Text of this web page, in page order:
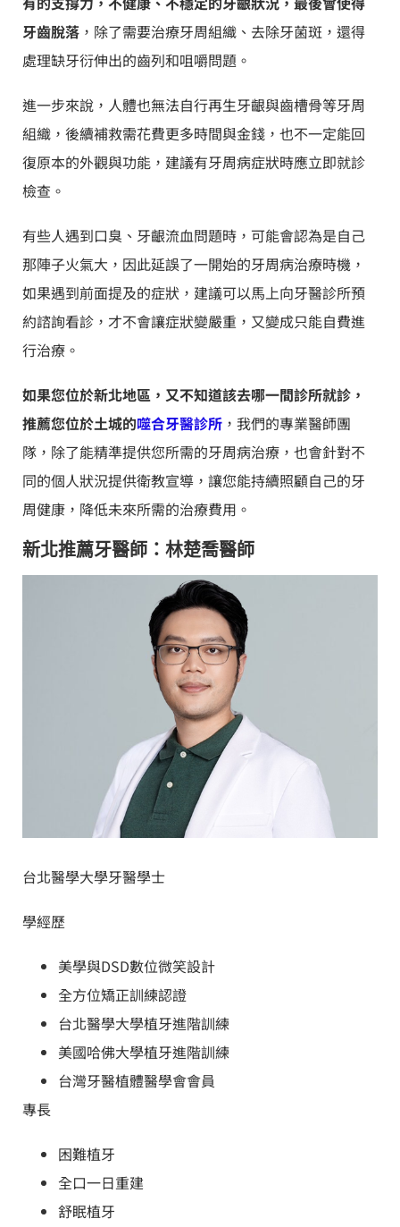
牙齒脫落 ，除了需要治療牙周組織、去除牙菌斑，還得
處理缺牙衍伸出的齒列和咀嚼問題。
進一步來說，人體也無法自行再生牙齦與齒槽骨等牙周
組織，後續補救需花費更多時間與金錢，也不一定能回
復原本的外觀與功能，建議有牙周病症狀時應立即就診
檢查。
有些人遇到口臭、牙齦流血問題時，可能會認為是自己
那陣子火氣大，因此延誤了一開始的牙周病治療時機，
如果遇到前面提及的症狀，建議可以馬上向牙醫診所預
約諮詢看診，才不會讓症狀變嚴重，又變成只能自費進
行治療。
如果您位於新北地區，又不知道該去哪一間診所就診，
推薦您位於土城的噬合牙醫診所 ，我們的專業醫師團
隊，除了能精準提供您所需的牙周病治療，也會針對不
同的個人狀況提供衛教宣導，讓您能持續照顧自己的牙
周健康，降低未來所需的治療費用。
新北推薦牙醫師：林楚喬醫師
台北醫學大學牙醫學士
學經歷
美學與DSD數位微笑設計
全方位矯正訓練認證
台北醫學大學植牙進階訓練
美國哈佛大學植牙進階訓練
台灣牙醫植體醫學會會員
專長
困難植牙
全口一日重建
舒眠植牙